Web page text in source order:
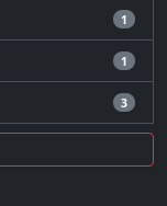
1
1
3